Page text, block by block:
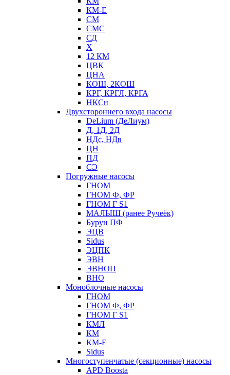
КМ-Е
СМ
СМС
СД
Х
12 КМ
ЦВК
ЦНА
КОШ, 2КОШ
КРГ, КРГЛ, КРГА
НКСн
Двухстороннего входа насосы
DeLium (ДеЛиум)
Д, 1Д, 2Д
НДс, НДв
ЦН
ПД
СЭ
Погружные насосы
ГНОМ
ГНОМ Ф, ФР
ГНОМ Г S1
МАЛЫШ (ранее Ручеёк)
Бурун ПФ
ЭЦВ
Sidus
ЭЦПК
ЭВН
ЭВНОП
ВНО
Моноблочные насосы
ГНОМ
ГНОМ Ф, ФР
ГНОМ Г S1
КМЛ
КМ
КМ-Е
Sidus
Многоступенчатые (секционные) насосы
APD Boosta